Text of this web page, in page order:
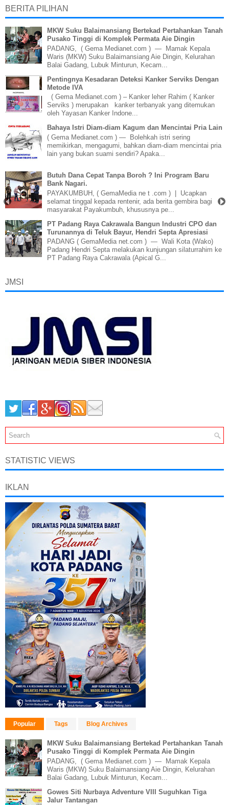
BERITA PILIHAN
MKW Suku Balaimansiang Bertekad Pertahankan Tanah
Pusako Tinggi di Komplek Permata Aie Dingin
PADANG, ( Gema Medianet.com ) — Mamak Kepala
Waris (MKW) Suku Balaimansiang Aie Dingin, Kelurahan
Balai Gadang, Lubuk Minturun, Kecam...
Pentingnya Kesadaran Deteksi Kanker Serviks Dengan
Metode IVA
( Gema Medianet.com ) – Kanker leher Rahim ( Kanker
Serviks ) merupakan kanker terbanyak yang ditemukan
oleh Yayasan Kanker Indone...
Bahaya Istri Diam-diam Kagum dan Mencintai Pria Lain
( Gema Medianet.com ) — Bolehkah istri sering
memikirkan, mengagumi, bahkan diam-diam mencintai pria
lain yang bukan suami sendiri? Apaka...
Butuh Dana Cepat Tanpa Boroh ? Ini Program Baru
Bank Nagari.
PAYAKUMBUH, ( GemaMedia ne t .com ) | Ucapkan
selamat tinggal kepada rentenir, ada berita gembira bagi
masyarakat Payakumbuh, khususnya pe...
PT Padang Raya Cakrawala Bangun Industri CPO dan
Turunannya di Teluk Bayur, Hendri Septa Apresiasi
PADANG ( GemaMedia net.com ) — Wali Kota (Wako)
Padang Hendri Septa melakukan kunjungan silaturrahim ke
PT Padang Raya Cakrawala (Apical G...
JMSI
STATISTIC VIEWS
IKLAN
Popular Tags Blog Archives
MKW Suku Balaimansiang Bertekad Pertahankan Tanah
Pusako Tinggi di Komplek Permata Aie Dingin
PADANG, ( Gema Medianet.com ) — Mamak Kepala
Waris (MKW) Suku Balaimansiang Aie Dingin, Kelurahan
Balai Gadang, Lubuk Minturun, Kecam...
Gowes Siti Nurbaya Adventure VIII Suguhkan Tiga
Jalur Tantangan